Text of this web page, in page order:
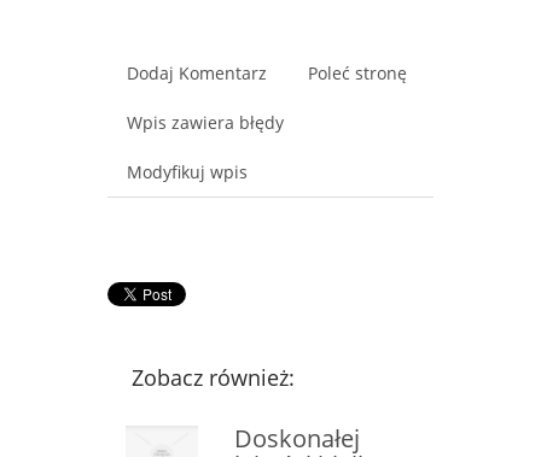
Dodaj Komentarz Poleć stronę
Wpis zawiera błędy
Modyfikuj wpis
Zobacz również:
Doskonałej